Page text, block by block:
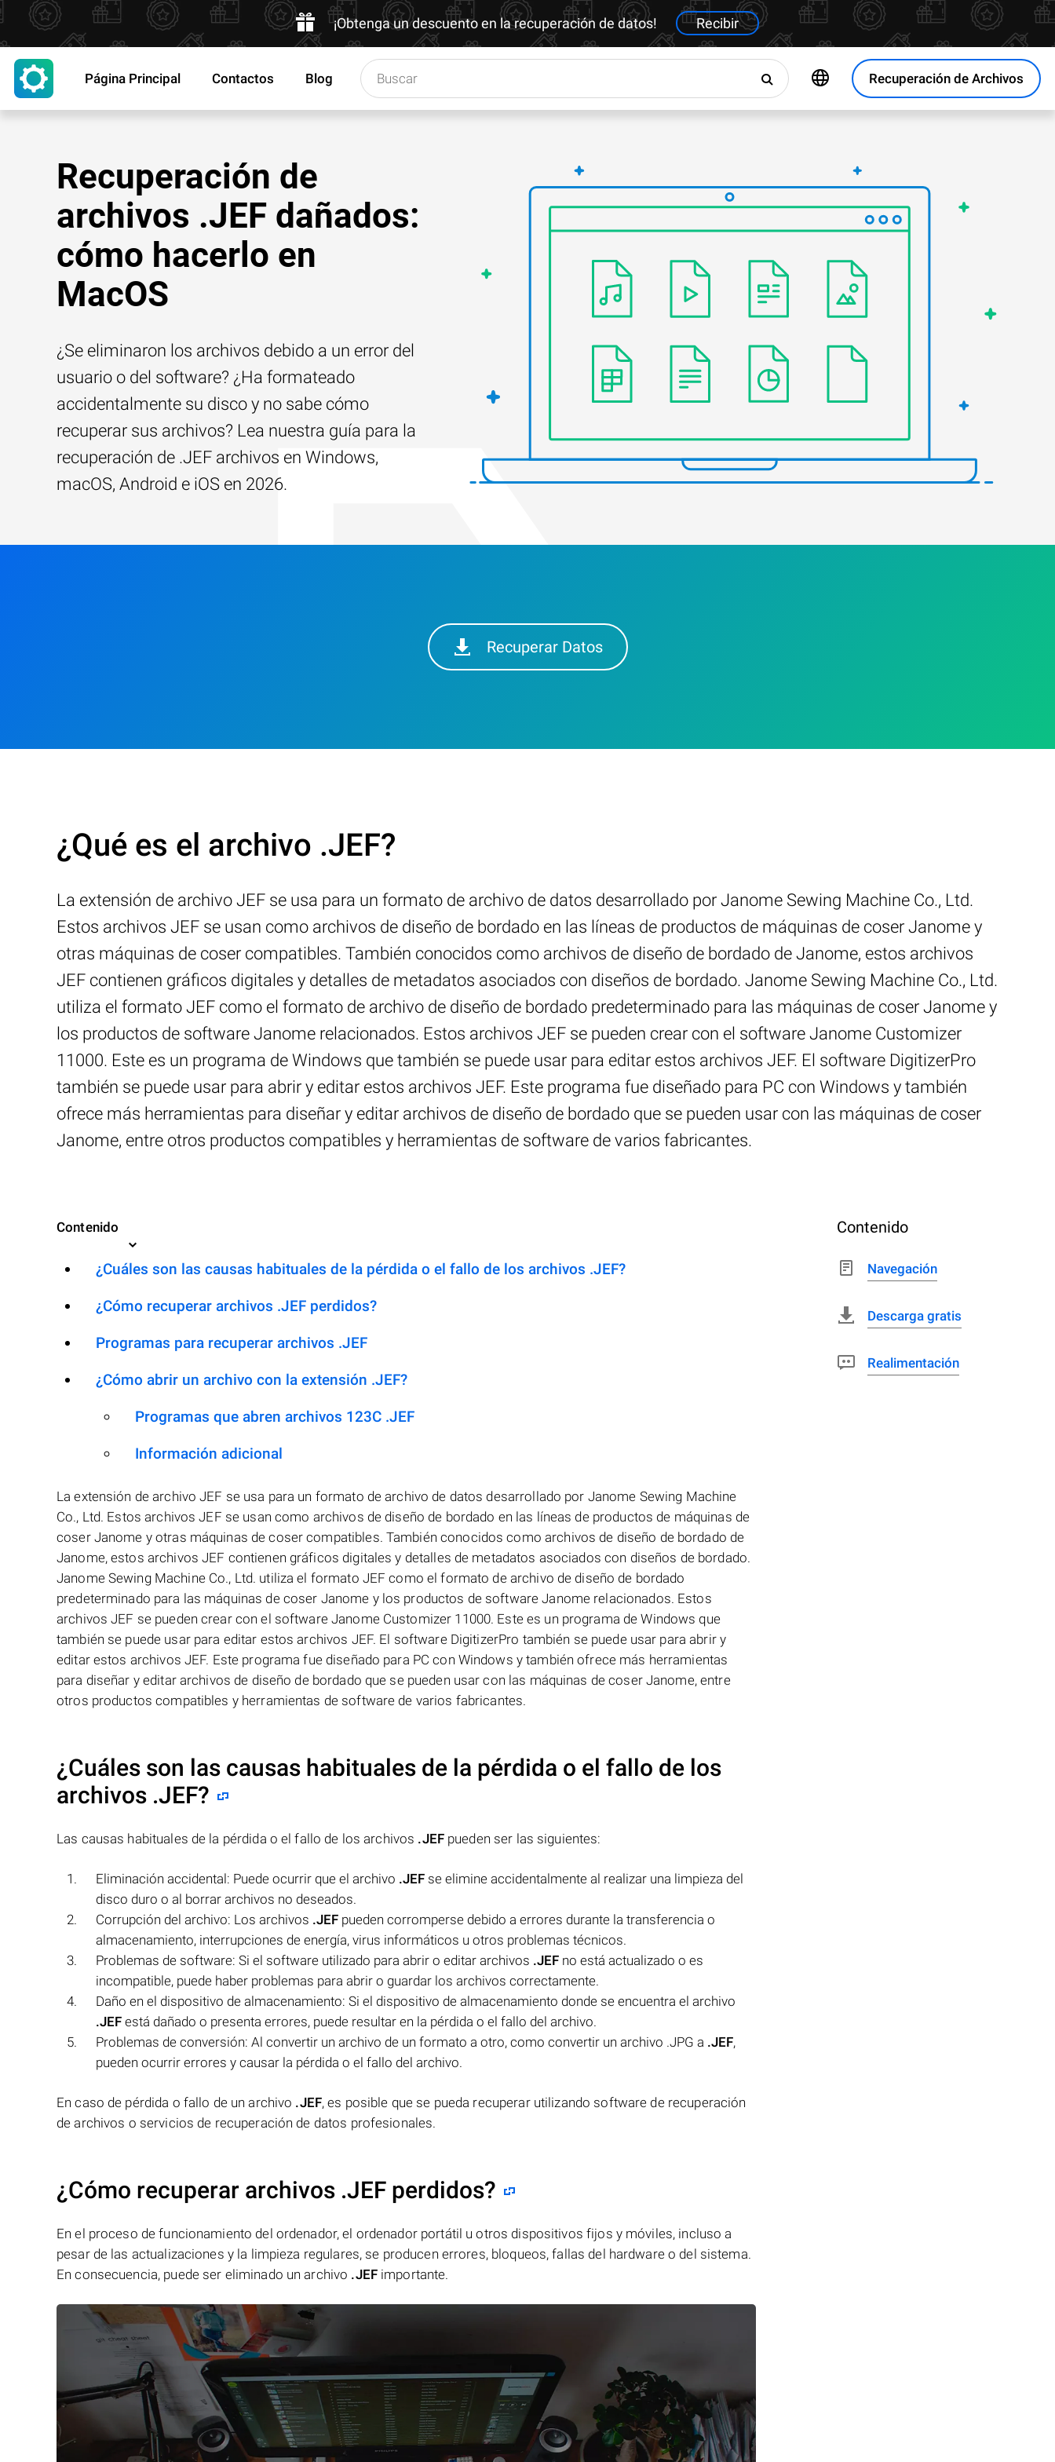
¡Obtenga un descuento en la recuperación de datos! Recibir
Recuperación de Archivos
Página Principal Contactos Blog
Recuperación de
archivos .JEF dañados:
cómo hacerlo en
MacOS
¿Se eliminaron los archivos debido a un error del
usuario o del software? ¿Ha formateado
accidentalmente su disco y no sabe cómo
recuperar sus archivos? Lea nuestra guía para la
recuperación de .JEF archivos en Windows,
macOS, Android e iOS en 2026.
Recuperar Datos
¿Qué es el archivo .JEF?
La extensión de archivo JEF se usa para un formato de archivo de datos desarrollado por Janome Sewing Machine Co., Ltd.
Estos archivos JEF se usan como archivos de diseño de bordado en las líneas de productos de máquinas de coser Janome y
otras máquinas de coser compatibles. También conocidos como archivos de diseño de bordado de Janome, estos archivos
JEF contienen gráficos digitales y detalles de metadatos asociados con diseños de bordado. Janome Sewing Machine Co., Ltd.
utiliza el formato JEF como el formato de archivo de diseño de bordado predeterminado para las máquinas de coser Janome y
los productos de software Janome relacionados. Estos archivos JEF se pueden crear con el software Janome Customizer
11000. Este es un programa de Windows que también se puede usar para editar estos archivos JEF. El software DigitizerPro
también se puede usar para abrir y editar estos archivos JEF. Este programa fue diseñado para PC con Windows y también
ofrece más herramientas para diseñar y editar archivos de diseño de bordado que se pueden usar con las máquinas de coser
Janome, entre otros productos compatibles y herramientas de software de varios fabricantes.
Contenido
¿Cuáles son las causas habituales de la pérdida o el fallo de los archivos .JEF?
¿Cómo recuperar archivos .JEF perdidos?
Programas para recuperar archivos .JEF
¿Cómo abrir un archivo con la extensión .JEF?
Programas que abren archivos 123C .JEF
Información adicional
La extensión de archivo JEF se usa para un formato de archivo de datos desarrollado por Janome Sewing Machine
Co., Ltd. Estos archivos JEF se usan como archivos de diseño de bordado en las líneas de productos de máquinas de
coser Janome y otras máquinas de coser compatibles. También conocidos como archivos de diseño de bordado de
Janome, estos archivos JEF contienen gráficos digitales y detalles de metadatos asociados con diseños de bordado.
Janome Sewing Machine Co., Ltd. utiliza el formato JEF como el formato de archivo de diseño de bordado
predeterminado para las máquinas de coser Janome y los productos de software Janome relacionados. Estos
archivos JEF se pueden crear con el software Janome Customizer 11000. Este es un programa de Windows que
también se puede usar para editar estos archivos JEF. El software DigitizerPro también se puede usar para abrir y
editar estos archivos JEF. Este programa fue diseñado para PC con Windows y también ofrece más herramientas
para diseñar y editar archivos de diseño de bordado que se pueden usar con las máquinas de coser Janome, entre
otros productos compatibles y herramientas de software de varios fabricantes.
¿Cuáles son las causas habituales de la pérdida o el fallo de los
archivos .JEF?
Las causas habituales de la pérdida o el fallo de los archivos .JEFpueden ser las siguientes:
Eliminación accidental: Puede ocurrir que el archivo .JEF se elimine accidentalmente al realizar una limpieza del
disco duro o al borrar archivos no deseados.
Corrupción del archivo: Los archivos .JEF pueden corromperse debido a errores durante la transferencia o
almacenamiento, interrupciones de energía, virus informáticos u otros problemas técnicos.
Problemas de software: Si el software utilizado para abrir o editar archivos .JEF no está actualizado o es
incompatible, puede haber problemas para abrir o guardar los archivos correctamente.
Daño en el dispositivo de almacenamiento: Si el dispositivo de almacenamiento donde se encuentra el archivo
.JEF está dañado o presenta errores, puede resultar en la pérdida o el fallo del archivo.
Problemas de conversión: Al convertir un archivo de un formato a otro, como convertir un archivo .JPG a .JEF,
pueden ocurrir errores y causar la pérdida o el fallo del archivo.
En caso de pérdida o fallo de un archivo .JEF, es posible que se pueda recuperar utilizando software de recuperación
de archivos o servicios de recuperación de datos profesionales.
¿Cómo recuperar archivos .JEF perdidos?
En el proceso de funcionamiento del ordenador, el ordenador portátil u otros dispositivos fijos y móviles, incluso a
pesar de las actualizaciones y la limpieza regulares, se producen errores, bloqueos, fallas del hardware o del sistema.
En consecuencia, puede ser eliminado un archivo .JEFimportante.
Contenido
Navegación
Descarga gratis
Realimentación